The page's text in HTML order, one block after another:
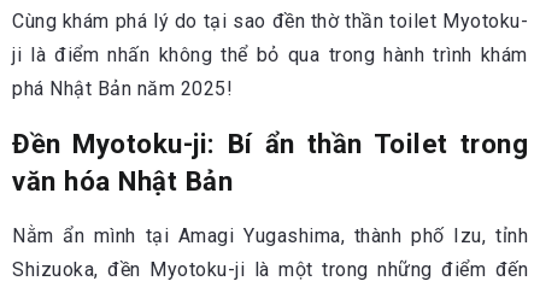
Cùng khám phá lý do tại sao đền thờ thần toilet Myotoku-
ji là điểm nhấn không thể bỏ qua trong hành trình khám
phá Nhật Bản năm 2025!
Đền Myotoku-ji: Bí ẩn thần Toilet trong
văn hóa Nhật Bản
Nằm ẩn mình tại Amagi Yugashima, thành phố Izu, tỉnh
Shizuoka, đền Myotoku-ji là một trong những điểm đến